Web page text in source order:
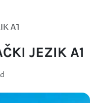
A1
JEZIK A1